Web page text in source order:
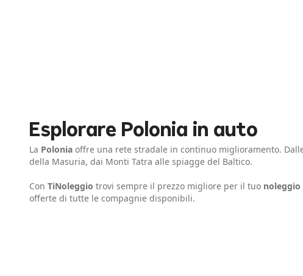
Esplorare Polonia in auto
La Polonia offre una rete stradale in continuo miglioramento.
della Masuria, dai Monti Tatra alle spiagge del Baltico.
Con TiNoleggio trovi sempre il prezzo migliore per il tuo noleggio
offerte di tutte le compagnie disponibili.